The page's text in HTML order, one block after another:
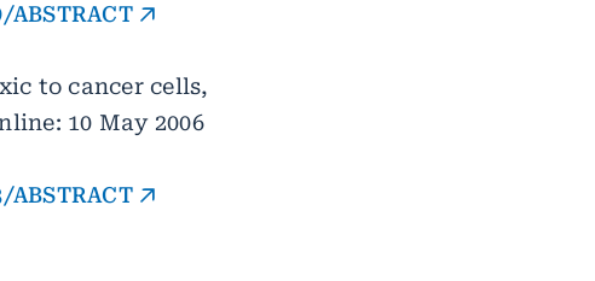
to cancer cells,
10 May 2006